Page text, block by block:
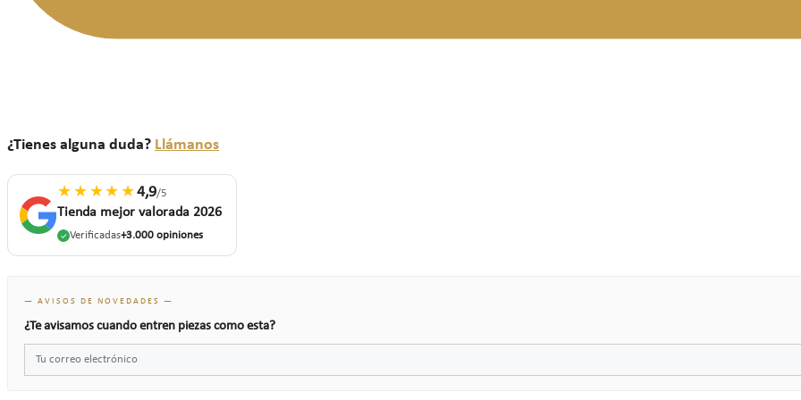
¿Tienes alguna duda? Llámanos
★★★★★4,9/5
Tienda mejor valorada 2026
Verificadas+3.000 opiniones
— AVISOS DE NOVEDADES —
¿Te avisamos cuando entren piezas como esta?